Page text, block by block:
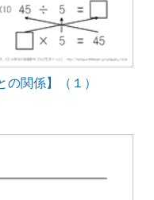
関係】（１）